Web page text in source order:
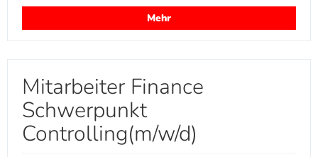
Mehr
Mitarbeiter Finance
Schwerpunkt
Controlling(m/w/d)